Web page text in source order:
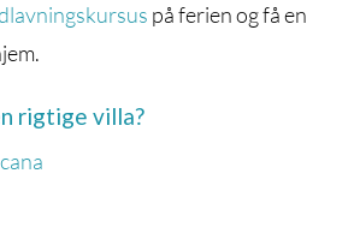
på ferien og få en
rigtige villa?